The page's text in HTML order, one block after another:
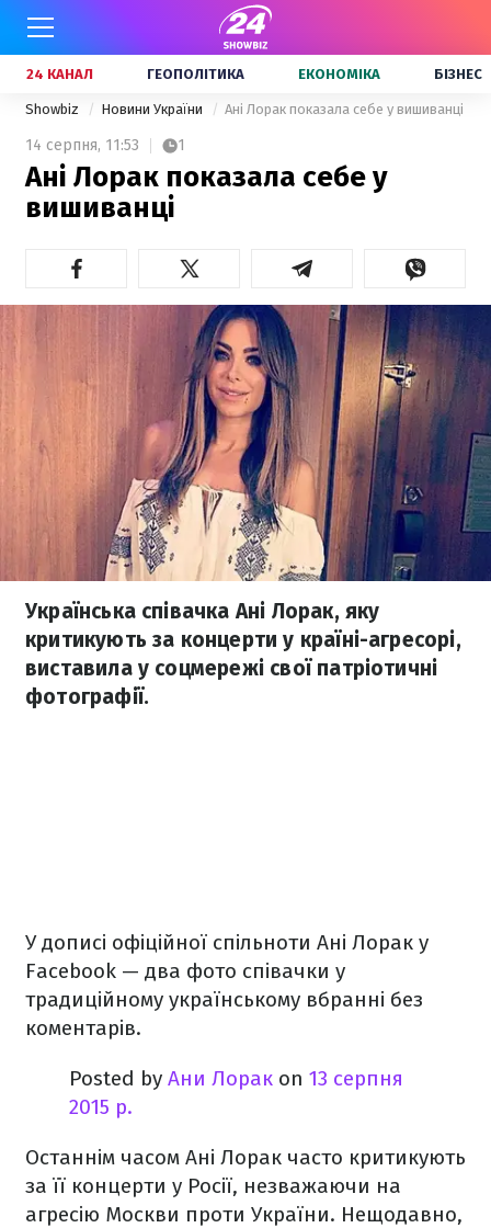
24 КАНАЛ ГЕОПОЛІТИКА ЕКОНОМІКА БІЗНЕС
Showbiz Новини України Ані Лорак показала себе у вишиванці
14 серпня, 11:53 1
Ані Лорак показала себе у
вишиванці
Українська співачка Ані Лорак, яку
критикують за концерти у країні-агресорі,
виставила у соцмережі свої патріотичні
фотографії.
У дописі офіційної спільноти Ані Лорак у
Facebook — два фото співачки у
традиційному українському вбранні без
коментарів.
Posted by Ани Лорак on 13 серпня
2015 р.
Останнім часом Ані Лорак часто критикують
за її концерти у Росії, незважаючи на
агресію Москви проти України. Нещодавно,